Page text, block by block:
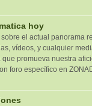
hoy
el actual panorama
vídeos, y cualquier
promueva nuestra
foro específico en